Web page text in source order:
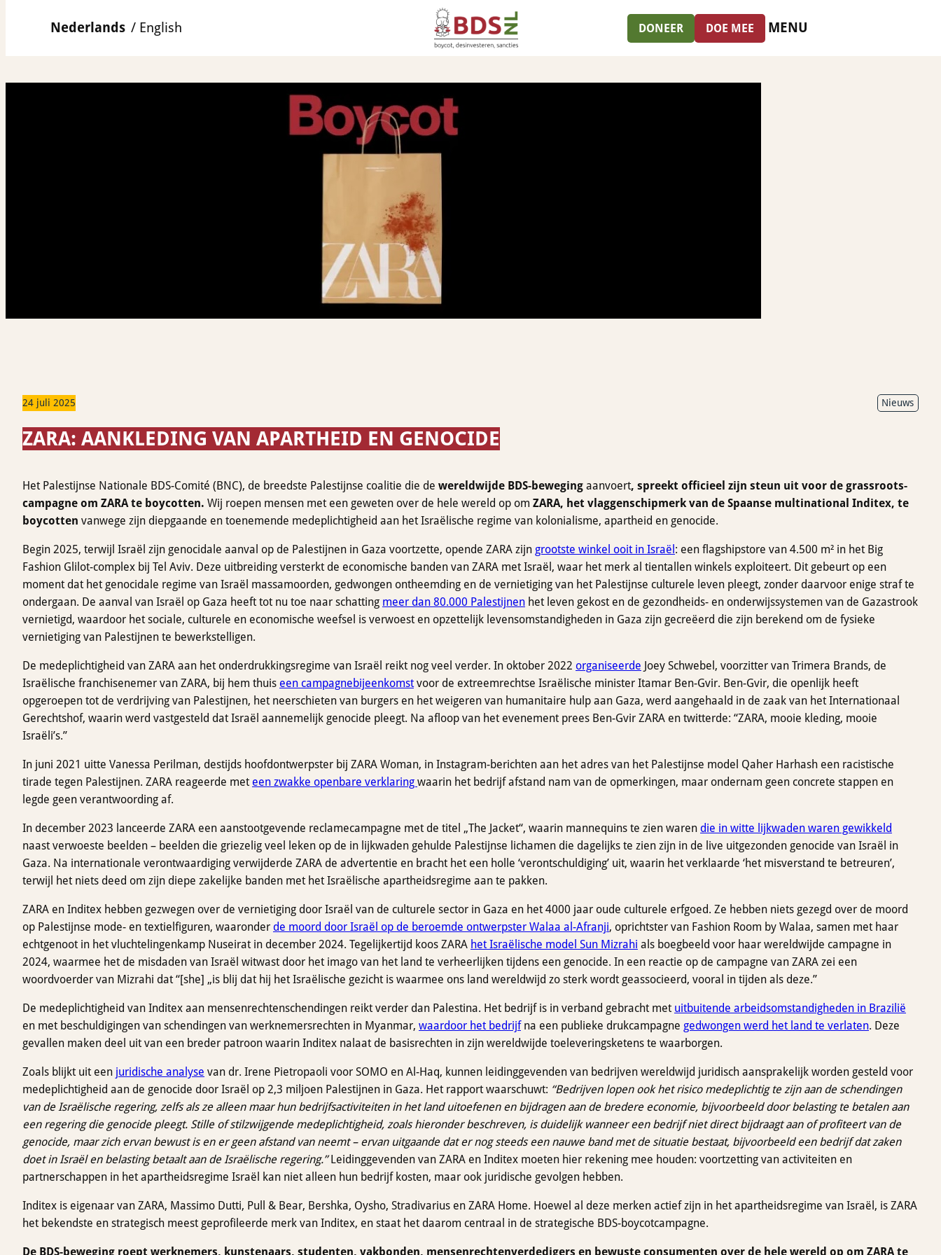
Nederlands English DONEER DOE MEE MENU
24 juli 2025 Nieuws
ZARA: AANKLEDING VAN APARTHEID EN GENOCIDE
Het Palestijnse Nationale BDS-Comité (BNC), de breedste Palestijnse coalitie die de wereldwijde BDS-beweging aanvoert, spreekt officieel zijn steun uit voor de grassroots-
campagne om ZARA te boycotten. Wij roepen mensen met een geweten over de hele wereld op om ZARA, het vlaggenschipmerk van de Spaanse multinational Inditex, te
boycotten vanwege zijn diepgaande en toenemende medeplichtigheid aan het Israëlische regime van kolonialisme, apartheid en genocide.
Begin 2025, terwijl Israël zijn genocidale aanval op de Palestijnen in Gaza voortzette, opende ZARA zijn grootste winkel ooit in Israël : een flagshipstore van 4.500 m² in het Big
Fashion Glilot-complex bij Tel Aviv. Deze uitbreiding versterkt de economische banden van ZARA met Israël, waar het merk al tientallen winkels exploiteert. Dit gebeurt op een
moment dat het genocidale regime van Israël massamoorden, gedwongen ontheemding en de vernietiging van het Palestijnse culturele leven pleegt, zonder daarvoor enige straf te
ondergaan. De aanval van Israël op Gaza heeft tot nu toe naar schatting meer dan 80.000 Palestijnen het leven gekost en de gezondheids- en onderwijssystemen van de Gazastrook
vernietigd, waardoor het sociale, culturele en economische weefsel is verwoest en opzettelijk levensomstandigheden in Gaza zijn gecreëerd die zijn berekend om de fysieke
vernietiging van Palestijnen te bewerkstelligen.
De medeplichtigheid van ZARA aan het onderdrukkingsregime van Israël reikt nog veel verder. In oktober 2022 organiseerde Joey Schwebel, voorzitter van Trimera Brands, de
Israëlische franchisenemer van ZARA, bij hem thuis een campagnebijeenkomst voor de extreemrechtse Israëlische minister Itamar Ben-Gvir. Ben-Gvir, die openlijk heeft
opgeroepen tot de verdrijving van Palestijnen, het neerschieten van burgers en het weigeren van humanitaire hulp aan Gaza, werd aangehaald in de zaak van het Internationaal
Gerechtshof, waarin werd vastgesteld dat Israël aannemelijk genocide pleegt. Na afloop van het evenement prees Ben-Gvir ZARA en twitterde: “ZARA, mooie kleding, mooie
Israëli’s.”
In juni 2021 uitte Vanessa Perilman, destijds hoofdontwerpster bij ZARA Woman, in Instagram-berichten aan het adres van het Palestijnse model Qaher Harhash een racistische
tirade tegen Palestijnen. ZARA reageerde met een zwakke openbare verklaring waarin het bedrijf afstand nam van de opmerkingen, maar ondernam geen concrete stappen en
legde geen verantwoording af.
In december 2023 lanceerde ZARA een aanstootgevende reclamecampagne met de titel „The Jacket“, waarin mannequins te zien waren die in witte lijkwaden waren gewikkeld
naast verwoeste beelden – beelden die griezelig veel leken op de in lijkwaden gehulde Palestijnse lichamen die dagelijks te zien zijn in de live uitgezonden genocide van Israël in
Gaza. Na internationale verontwaardiging verwijderde ZARA de advertentie en bracht het een holle ‘verontschuldiging’ uit, waarin het verklaarde ‘het misverstand te betreuren’,
terwijl het niets deed om zijn diepe zakelijke banden met het Israëlische apartheidsregime aan te pakken.
ZARA en Inditex hebben gezwegen over de vernietiging door Israël van de culturele sector in Gaza en het 4000 jaar oude culturele erfgoed. Ze hebben niets gezegd over de moord
op Palestijnse mode- en textielfiguren, waaronder de moord door Israël op de beroemde ontwerpster Walaa al-Afranji, oprichtster van Fashion Room by Walaa, samen met haar
echtgenoot in het vluchtelingenkamp Nuseirat in december 2024. Tegelijkertijd koos ZARA het Israëlische model Sun Mizrahi als boegbeeld voor haar wereldwijde campagne in
2024, waarmee het de misdaden van Israël witwast door het imago van het land te verheerlijken tijdens een genocide. In een reactie op de campagne van ZARA zei een
woordvoerder van Mizrahi dat “[she] „is blij dat hij het Israëlische gezicht is waarmee ons land wereldwijd zo sterk wordt geassocieerd, vooral in tijden als deze.”
De medeplichtigheid van Inditex aan mensenrechtenschendingen reikt verder dan Palestina. Het bedrijf is in verband gebracht met uitbuitende arbeidsomstandigheden in Brazilië
en met beschuldigingen van schendingen van werknemersrechten in Myanmar, waardoor het bedrijfna een publieke drukcampagne gedwongen werd het land te verlaten. Deze
gevallen maken deel uit van een breder patroon waarin Inditex nalaat de basisrechten in zijn wereldwijde toeleveringsketens te waarborgen.
Zoals blijkt uit een juridische analyse van dr. Irene Pietropaoli voor SOMO en Al-Haq, kunnen leidinggevenden van bedrijven wereldwijd juridisch aansprakelijk worden gesteld voor
medeplichtigheid aan de genocide door Israël op 2,3 miljoen Palestijnen in Gaza. Het rapport waarschuwt: “Bedrijven lopen ook het risico medeplichtig te zijn aan de schendingen
van de Israëlische regering, zelfs als ze alleen maar hun bedrijfsactiviteiten in het land uitoefenen en bijdragen aan de bredere economie, bijvoorbeeld door belasting te betalen aan
een regering die genocide pleegt. Stille of stilzwijgende medeplichtigheid, zoals hieronder beschreven, is duidelijk wanneer een bedrijf niet direct bijdraagt aan of profiteert van de
genocide, maar zich ervan bewust is en er geen afstand van neemt – ervan uitgaande dat er nog steeds een nauwe band met de situatie bestaat, bijvoorbeeld een bedrijf dat zaken
doet in Israël en belasting betaalt aan de Israëlische regering.”Leidinggevenden van ZARA en Inditex moeten hier rekening mee houden: voortzetting van activiteiten en
partnerschappen in het apartheidsregime Israël kan niet alleen hun bedrijf kosten, maar ook juridische gevolgen hebben.
Inditex is eigenaar van ZARA, Massimo Dutti, Pull & Bear, Bershka, Oysho, Stradivarius en ZARA Home. Hoewel al deze merken actief zijn in het apartheidsregime van Israël, is ZARA
het bekendste en strategisch meest geprofileerde merk van Inditex, en staat het daarom centraal in de strategische BDS-boycotcampagne.
De BDS-beweging roept werknemers, kunstenaars, studenten, vakbonden, mensenrechtenverdedigers en bewuste consumenten over de hele wereld op om ZARA te